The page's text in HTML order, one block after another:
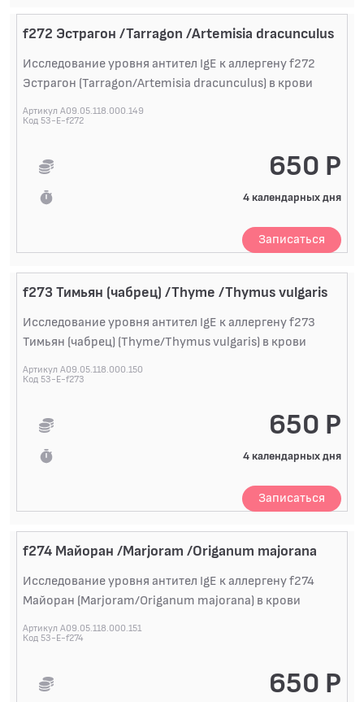
f272 Эстрагон /Tarragon /Artemisia dracunculus
Исследование уровня антител IgE к аллергену f272
Эстрагон (Tarragon/Artemisia dracunculus) в крови
Артикул A09.05.118.000.149
Код 53-E-f272
650 Р
4 календарных дня
Записаться
f273 Тимьян (чабрец) /Thyme /Thymus vulgaris
Исследование уровня антител IgE к аллергену f273
Тимьян (чабрец) (Thyme/Thymus vulgaris) в крови
Артикул A09.05.118.000.150
Код 53-E-f273
650 Р
4 календарных дня
Записаться
f274 Майоран /Marjoram /Origanum majorana
Исследование уровня антител IgE к аллергену f274
Майоран (Marjoram/Origanum majorana) в крови
Артикул A09.05.118.000.151
Код 53-E-f274
650 Р